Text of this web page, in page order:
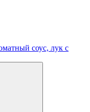
соус, лук с